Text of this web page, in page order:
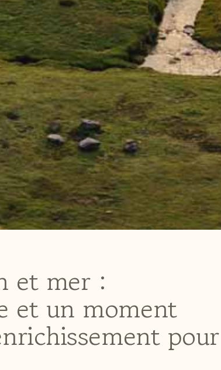
et mer :
et un moment
pour